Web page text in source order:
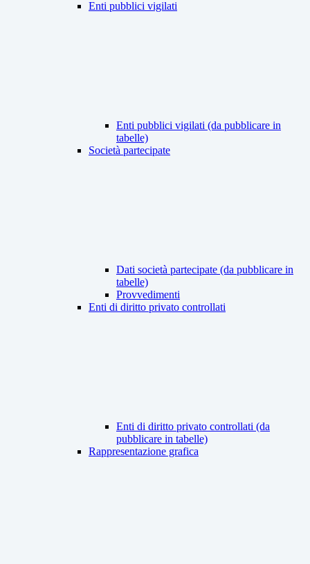
Enti pubblici vigilati
Enti pubblici vigilati (da pubblicare in
tabelle)
Società partecipate
Dati società partecipate (da pubblicare in
tabelle)
Provvedimenti
Enti di diritto privato controllati
Enti di diritto privato controllati (da
pubblicare in tabelle)
Rappresentazione grafica